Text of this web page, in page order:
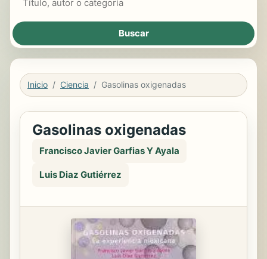
Inicio Ciencia Gasolinas oxigenadas
Gasolinas oxigenadas
Francisco Javier Garfias Y Ayala
Luis Diaz Gutiérrez